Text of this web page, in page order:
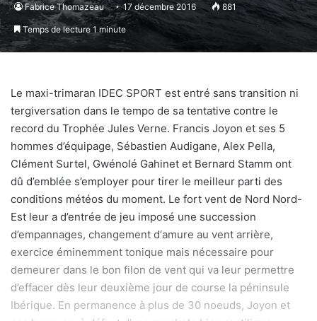
Fabrice Thomazeau 17 décembre 2016 881
Temps de lecture 1 minute
Le maxi-trimaran IDEC SPORT est entré sans transition ni
tergiversation dans le tempo de sa tentative contre le
record du Trophée Jules Verne. Francis Joyon et ses 5
hommes d’équipage, Sébastien Audigane, Alex Pella,
Clément Surtel, Gwénolé Gahinet et Bernard Stamm ont
dû d’emblée s’employer pour tirer le meilleur parti des
conditions météos du moment. Le fort vent de Nord Nord-
Est leur a d’entrée de jeu imposé une succession
d’empannages, changement d‘amure au vent arrière,
exercice éminemment tonique mais nécessaire pour
demeurer dans le bon filon de vent qui va leur permettre
d’effacer dès leur deuxième jour de course la péninsule
Ibérique. En permanence à plus de 30 noeuds, Joyon et